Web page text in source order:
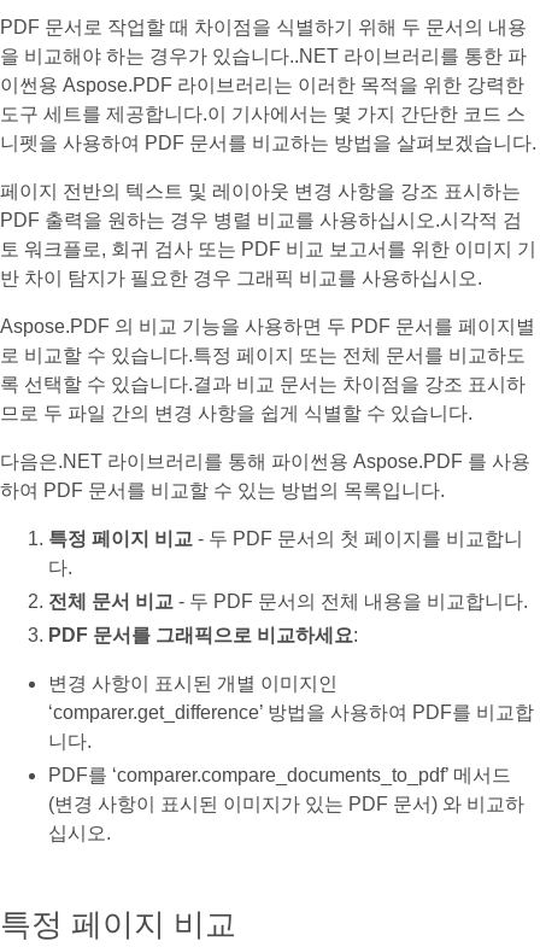
PDF 문서로 작업할 때 차이점을 식별하기 위해 두 문서의 내용
을 비교해야 하는 경우가 있습니다..NET 라이브러리를 통한 파
이썬용 Aspose.PDF 라이브러리는 이러한 목적을 위한 강력한
도구 세트를 제공합니다.이 기사에서는 몇 가지 간단한 코드 스
니펫을 사용하여 PDF 문서를 비교하는 방법을 살펴보겠습니다.
페이지 전반의 텍스트 및 레이아웃 변경 사항을 강조 표시하는
PDF 출력을 원하는 경우 병렬 비교를 사용하십시오.시각적 검
토 워크플로, 회귀 검사 또는 PDF 비교 보고서를 위한 이미지 기
반 차이 탐지가 필요한 경우 그래픽 비교를 사용하십시오.
Aspose.PDF 의 비교 기능을 사용하면 두 PDF 문서를 페이지별
로 비교할 수 있습니다.특정 페이지 또는 전체 문서를 비교하도
록 선택할 수 있습니다.결과 비교 문서는 차이점을 강조 표시하
므로 두 파일 간의 변경 사항을 쉽게 식별할 수 있습니다.
다음은.NET 라이브러리를 통해 파이썬용 Aspose.PDF 를 사용
하여 PDF 문서를 비교할 수 있는 방법의 목록입니다.
특정 페이지 비교 - 두 PDF 문서의 첫 페이지를 비교합니
다.
전체 문서 비교 - 두 PDF 문서의 전체 내용을 비교합니다.
PDF 문서를 그래픽으로 비교하세요:
변경 사항이 표시된 개별 이미지인
‘comparer.get_difference’ 방법을 사용하여 PDF를 비교합
니다.
PDF를 ‘comparer.compare_documents_to_pdf’ 메서드
(변경 사항이 표시된 이미지가 있는 PDF 문서) 와 비교하
십시오.
특정 페이지 비교